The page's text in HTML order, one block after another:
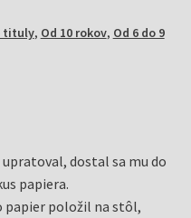
tituly, Od 10 rokov, Od 6 do 9
dostal sa mu do
papiera.
papier položil na stôl,